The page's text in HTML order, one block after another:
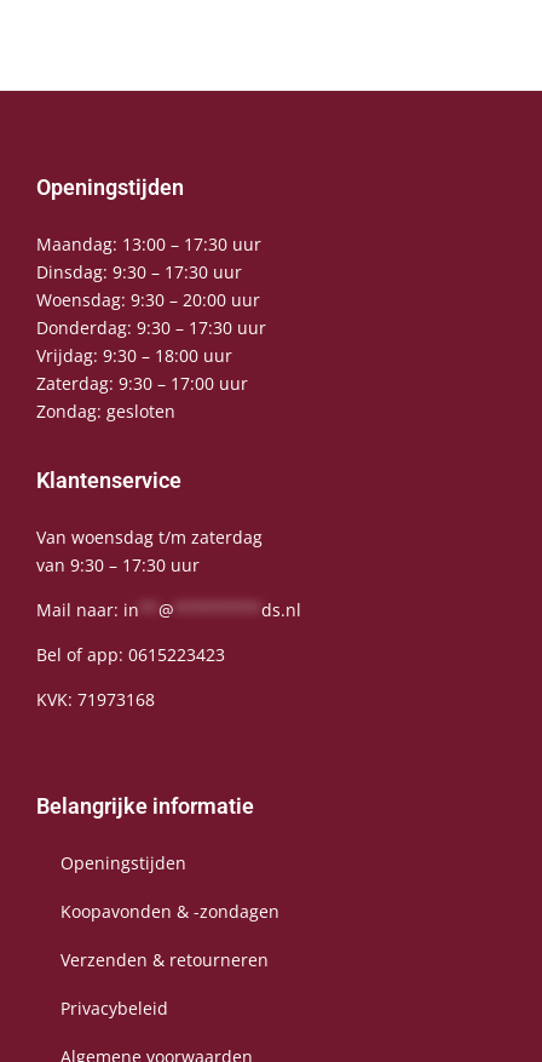
Openingstijden
Maandag: 13:00 – 17:30 uur
Dinsdag: 9:30 – 17:30 uur
Woensdag: 9:30 – 20:00 uur
Donderdag: 9:30 – 17:30 uur
Vrijdag: 9:30 – 18:00 uur
Zaterdag: 9:30 – 17:00 uur
Zondag: gesloten
Klantenservice
Van woensdag t/m zaterdag
van 9:30 – 17:30 uur
Mail naar: in @
ds.nl
Bel of app: 0615223423
KVK: 71973168
Belangrijke informatie
Openingstijden
Koopavonden & -zondagen
Verzenden & retourneren
Privacybeleid
Algemene voorwaarden